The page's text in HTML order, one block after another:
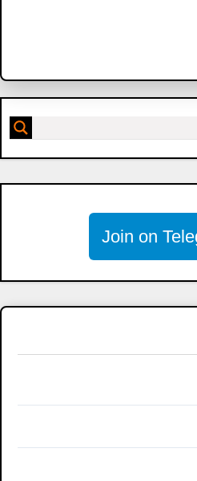
Join on